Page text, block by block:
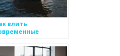
влить